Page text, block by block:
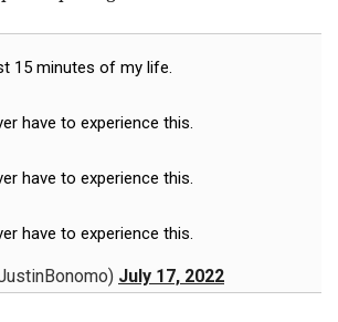
15 minutes of my life.
have to experience this.
have to experience this.
have to experience this.
July 17, 2022